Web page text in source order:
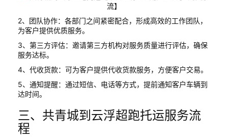
2、团队协作：各部门之间紧密配合，形成高效的工作团队，
为客户提供优质服务。
3、第三方评估：邀请第三方机构对服务质量进行评估，确保
服务达标。
4、代收货款：可为客户提供代收货款服务，方便客户交易。
5、通知提醒：通过短信、电话等方式，提前通知客户车辆到
达时间。
三、共青城到云浮超跑托运服务流
程